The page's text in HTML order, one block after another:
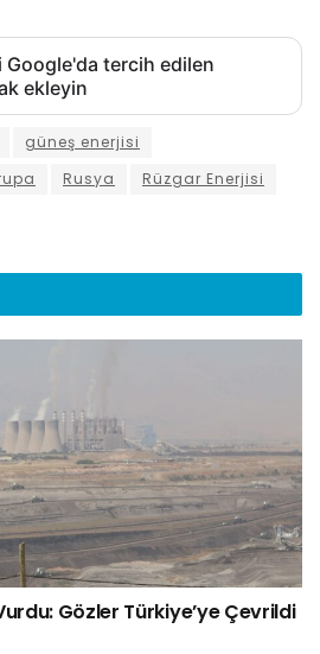
Google'da tercih edilen
ekleyin
güneş enerjisi
Rusya
Rüzgar Enerjisi
Gözler Türkiye’ye Çevrildi